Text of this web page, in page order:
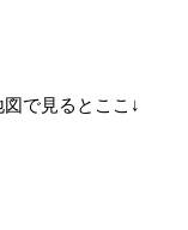
で見るとここ↓